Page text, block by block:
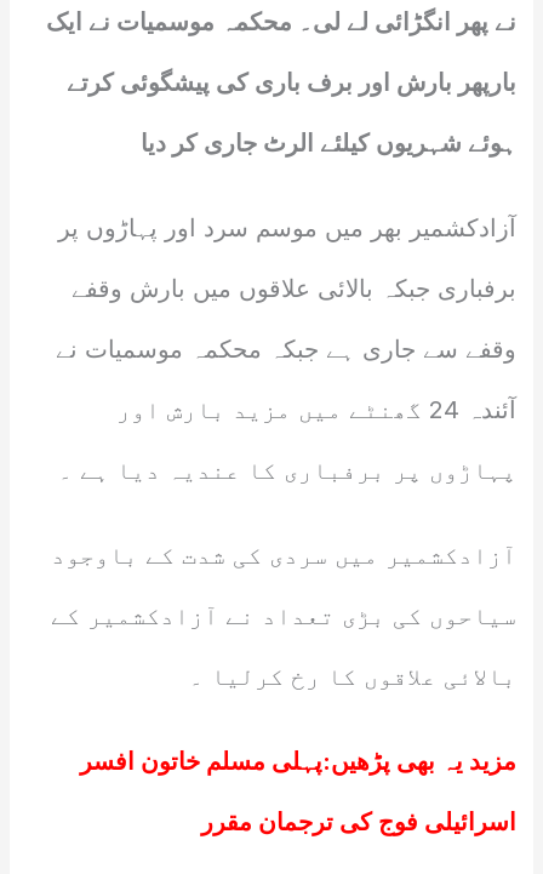
نے پھر انگڑائی لے لی۔ محکمہ موسمیات نے ایک
بارپھر بارش اور برف باری کی پیشگوئی کرتے
ہوئے شہریوں کیلئے الرٹ جاری کر دیا
آزادکشمیر بھر میں موسم سرد اور پہاڑوں پر
برفباری جبکہ بالائی علاقوں میں بارش وقفے
وقفے سے جاری ہے جبکہ محکمہ موسمیات نے
آئندہ 24 گھنٹے میں مزید بارش اور
پہاڑوں پر برفباری کا عندیہ دیا ہے ۔
آزادکشمیر میں سردی کی شدت کے باوجود
سیاحوں کی بڑی تعداد نے آزادکشمیر کے
بالائی علاقوں کا رخ کرلیا ۔
مزید یہ بھی پڑھیں:پہلی مسلم خاتون افسر
اسرائیلی فوج کی ترجمان مقرر